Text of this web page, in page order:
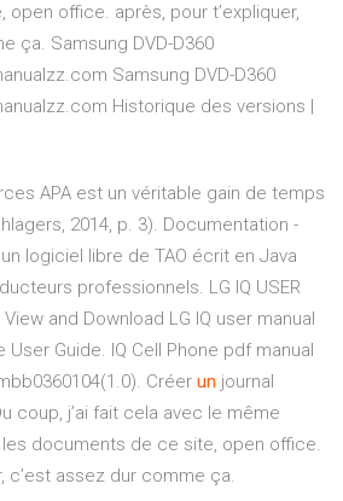
office. après, pour t’expliquer,
ça. Samsung DVD-D360
Samsung DVD-D360
Historique des versions |
APA est un véritable gain de temps
2014, p. 3). Documentation -
logiciel libre de TAO écrit en Java
professionnels. LG IQ USER
View and Download LG IQ user manual
Guide. IQ Cell Phone pdf manual
Créer un journal
coup, j’ai fait cela avec le même
documents de ce site, open office.
c’est assez dur comme ça.